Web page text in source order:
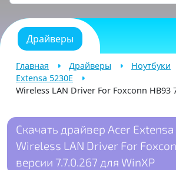
Драйверы
Главная Драйверы Ноутбуки
Extensa 5230E
Wireless LAN Driver For Foxconn HB93
Скачать драйвер Acer Extensa
Wireless LAN Driver For
версии 7.7.0.267 для WinXP